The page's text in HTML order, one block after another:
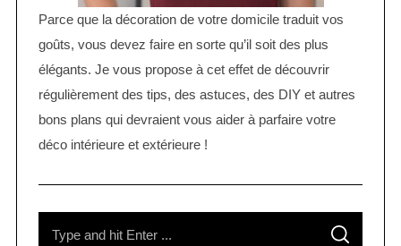
Parce que la décoration de votre domicile traduit vos
goûts, vous devez faire en sorte qu’il soit des plus
élégants. Je vous propose à cet effet de découvrir
régulièrement des tips, des astuces, des DIY et autres
bons plans qui devraient vous aider à parfaire votre
déco intérieure et extérieure !
S